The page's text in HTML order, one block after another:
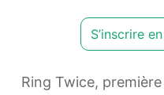
S’inscrire
Ring Twice,